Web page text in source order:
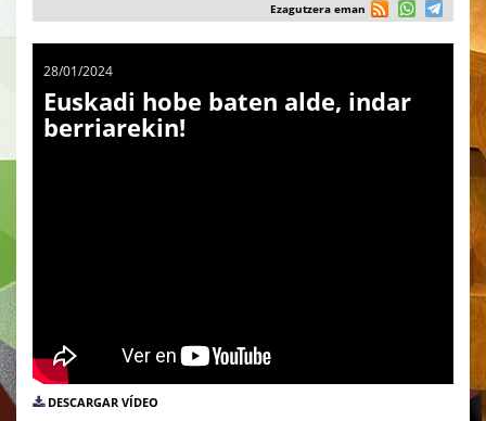
Ezagutzera eman
28/01/2024
Euskadi hobe baten alde, indar
berriarekin!
DESCARGAR VÍDEO